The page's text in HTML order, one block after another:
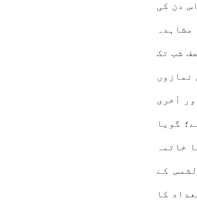
بجے کراچی کے لیے اس دن کی
شب تک
نمازوں
آخری
گویا
خاتمہ
کے
کا